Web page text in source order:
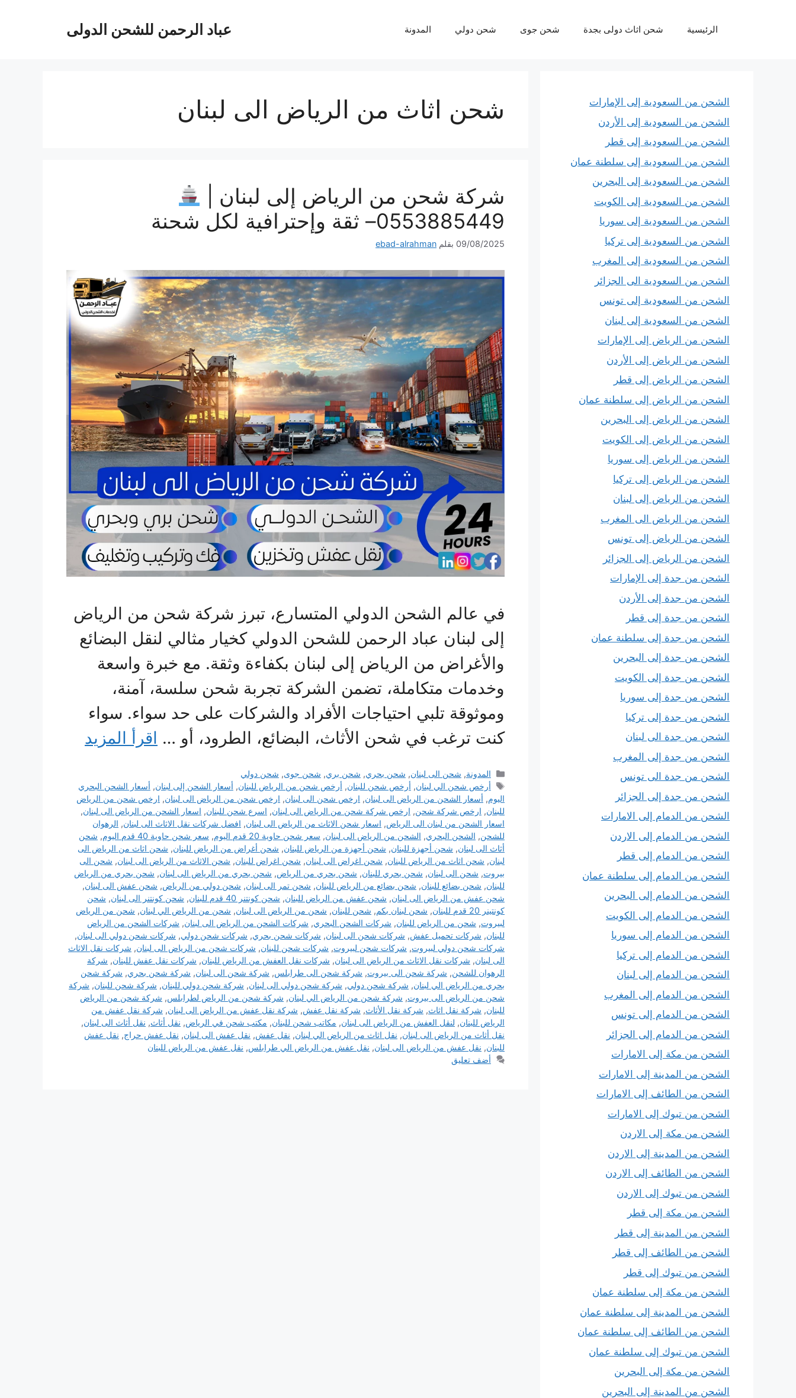
عباد الرحمن للشحن الدولى الرئيسية شحن اثاث دولى بجدة شحن جوى شحن دولي المدونة
شحن اثاث من الرياض الى لبنان
شركة شحن من الرياض إلى لبنان |
0553885449– ثقة وإحترافية لكل شحنة
09/08/2025 بقلم ebad-alrahman
في عالم الشحن الدولي المتسارع، تبرز شركة شحن من الرياض
إلى لبنان عباد الرحمن للشحن الدولي كخيار مثالي لنقل البضائع
والأغراض من الرياض إلى لبنان بكفاءة وثقة. مع خبرة واسعة
وخدمات متكاملة، تضمن الشركة تجربة شحن سلسة، آمنة،
وموثوقة تلبي احتياجات الأفراد والشركات على حد سواء. سواء
كنت ترغب في شحن الأثاث، البضائع، الطرود، أو … اقرأ المزيد
التصنيفات
المدونة, شحن الى لبنان, شحن بحري, شحن بري, شحن جوى, شحن دولي
الوسوم
أرخص شحن الي لبنان, أرخص شحن للبنان, أرخص شحن من الرياض للبنان, أسعار الشحن إلى لبنان, أسعار الشحن البحري
اليوم, أسعار الشحن من الرياض الى لبنان, ارخص شحن الى لبنان, ارخص شحن من الرياض الى لبنان, ارخص شحن من الرياض
للبنان, ارخص شركة شحن, ارخص شركة شحن من الرياض الى لبنان, اسرع شحن للبنان, اسعار الشحن من الرياض الى لبنان,
اسعار الشحن من لبنان الى الرياض, اسعار شحن الاثاث من الرياض الى لبنان, افضل شركات نقل الاثاث الى لبنان, الرهوان
للشحن, الشحن البحري, الشحن من الرياض الى لبنان, سعر شحن حاوية 20 قدم اليوم , سعر شحن حاوية 40 قدم اليوم , شحن
أثاث الى لبنان, شحن أجهزة للبنان, شحن أجهزة من الرياض للبنان, شحن أغراض من الرياض للبنان, شحن اثاث من الرياض الى
لبنان, شحن اثاث من الرياض للبنان, شحن اغراض الى لبنان, شحن اغراض للبنان, شحن الاثاث من الرياض الى لبنان, شحن الى
بيروت, شحن الى لبنان, شحن بحري للبنان, شحن بحري من الرياض, شحن بحري من الرياض الى لبنان, شحن بحري من الرياض
للبنان, شحن بضائع للبنان, شحن بضائع من الرياض للبنان, شحن تمر الى لبنان, شحن دولي من الرياض, شحن عفش الى لبنان,
شحن عفش من الرياض الى لبنان, شحن عفش من الرياض للبنان, شحن كونتنر 40 قدم للبنان , شحن كونتنر الى لبنان, شحن
كونتينر 20 قدم للبنان
, شحن لبنان بكم, شحن للبنان, شحن من الرياض الى لبنان, شحن من الرياض الي لبنان, شحن من الرياض
لبيروت, شحن من الرياض للبنان, شركات الشحن البحري, شركات الشحن من الرياض الى لبنان, شركات الشحن من الرياض
للبنان, شركات تحميل عفش, شركات شحن الى لبنان, شركات شحن بحري, شركات شحن دولي, شركات شحن دولي الى لبنان,
شركات شحن دولي لبيروت, شركات شحن لبيروت, شركات شحن للبنان, شركات شحن من الرياض الى لبنان, شركات نقل الاثاث
الى لبنان, شركات نقل الاثاث من الرياض الى لبنان, شركات نقل العفش من الرياض للبنان, شركات نقل عفش للبنان, شركة
الرهوان للشحن, شركة شحن الى بيروت, شركة شحن الى طرابلس, شركة شحن الى لبنان, شركة شحن بحري, شركة شحن
بحري من الرياض الي لبنان, شركة شحن دولي, شركة شحن دولي الى لبنان, شركة شحن دولي للبنان, شركة شحن للبنان, شركة
شحن من الرياض الى بيروت, شركة شحن من الرياض الي لبنان, شركة شحن من الرياض لطرابلس, شركة شحن من الرياض
للبنان, شركة نقل اثاث, شركة نقل الأثاث, شركة نقل عفش, شركة نقل عفش من الرياض الى لبنان, شركة نقل عفش من
الرياض للبنان, لنقل العفش من الرياض الى لبنان, مكاتب شحن للبنان, مكتب شحن في الرياض, نقل أثاث, نقل أثاث الى لبنان,
نقل أثاث من الرياض الى لبنان, نقل اثاث من الرياض الي لبنان, نقل عفش, نقل عفش الى لبنان, نقل عفش حراج, نقل عفش
للبنان, نقل عفش من الرياض الى لبنان, نقل عفش من الرياض الي طرابلس, نقل عفش من الرياض للبنان
أضف تعليق
الشحن من السعودية إلى الإمارات
الشحن من السعودية إلى الأردن
الشحن من السعودية إلى قطر
الشحن من السعودية إلى سلطنة عمان
الشحن من السعودية إلى البحرين
الشحن من السعودية إلى الكويت
الشحن من السعودية إلى سوريا
الشحن من السعودية إلى تركيا
الشحن من السعودية إلى المغرب
الشحن من السعودية الى الجزائر
الشحن من السعودية إلى تونس
الشحن من السعودية إلى لبنان
الشحن من الرياض إلى الإمارات
الشحن من الرياض إلى الأردن
الشحن من الرياض إلى قطر
الشحن من الرياض إلى سلطنة عمان
الشحن من الرياض إلى البحرين
الشحن من الرياض إلى الكويت
الشحن من الرياض إلى سوريا
الشحن من الرياض إلى تركيا
الشحن من الرياض إلى لبنان
الشحن من الرياض الى المغرب
الشحن من الرياض إلى تونس
الشحن من الرياض إلى الجزائر
الشحن من جدة إلى الإمارات
الشحن من جدة إلى الأردن
الشحن من جدة إلى قطر
الشحن من جدة إلى سلطنة عمان
الشحن من جدة إلى البحرين
الشحن من جدة إلى الكويت
الشحن من جدة إلى سوريا
الشحن من جدة إلى تركيا
الشحن من جدة الى لبنان
الشحن من جدة إلى المغرب
الشحن من جدة الى تونس
الشحن من جدة إلى الجزائر
الشحن من الدمام إلى الامارات
الشحن من الدمام إلى الاردن
الشحن من الدمام إلى قطر
الشحن من الدمام إلى سلطنة عمان
الشحن من الدمام إلى البحرين
الشحن من الدمام إلى الكويت
الشحن من الدمام إلى سوريا
الشحن من الدمام إلى تركيا
الشحن من الدمام إلى لبنان
الشحن من الدمام إلى المغرب
الشحن من الدمام إلى تونس
الشحن من الدمام إلى الجزائر
الشحن من مكة إلى الامارات
الشحن من المدينة إلى الامارات
الشحن من الطائف إلى الامارات
الشحن من تبوك إلى الامارات
الشحن من مكة إلى الاردن
الشحن من المدينة إلى الاردن
الشحن من الطائف إلى الاردن
الشحن من تبوك إلى الاردن
الشحن من مكة إلى قطر
الشحن من المدينة إلى قطر
الشحن من الطائف إلى قطر
الشحن من تبوك إلى قطر
الشحن من مكة إلى سلطنة عمان
الشحن من المدينة إلى سلطنة عمان
الشحن من الطائف إلى سلطنة عمان
الشحن من تبوك إلى سلطنة عمان
الشحن من مكة إلى البحرين
الشحن من المدينة إلى البحرين